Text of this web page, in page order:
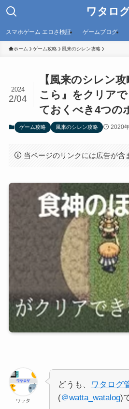
ワタロ
スマホゲーム エロさ検証 ゲームブログ
ホーム ゲーム攻略 風来のシレン攻略
【風来のシレン
こら』をクリア
ておくべき4つの
2024
2/04
ゲーム攻略 風来のシレン攻略 2020
当ページのリンクには広告が含
ワッタ
どうも、
ワタログ
(＠watta_watalog)